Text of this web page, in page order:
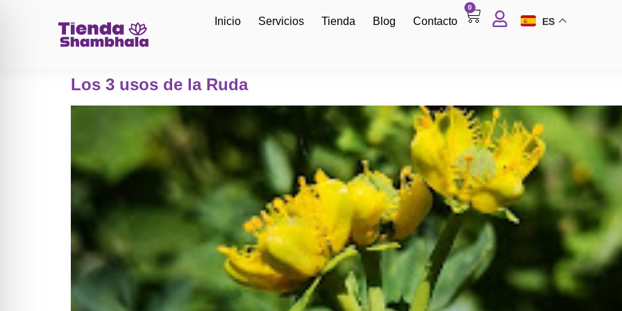
Inicio Servicios Tienda Blog Contacto
0
ES
Los 3 usos de la Ruda